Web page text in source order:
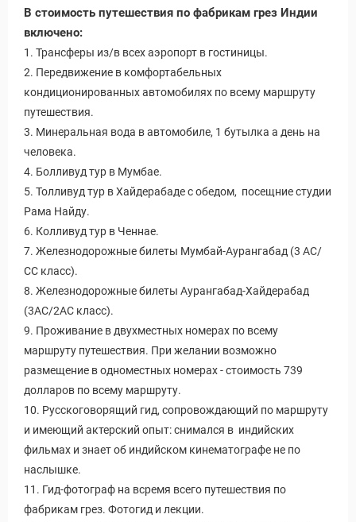
В стоимость путешествия по фабрикам грез Индии
включено:
1. Трансферы из/в всех аэропорт в гостиницы.
2. Передвижение в комфортабельных
кондиционированных автомобилях по всему маршруту
путешествия.
3. Минеральная вода в автомобиле, 1 бутылка а день на
человека.
4. Болливуд тур в Мумбае.
5. Толливуд тур в Хайдерабаде с обедом, посещние студии
Рама Найду.
6. Колливуд тур в Ченнае.
7. Железнодорожные билеты Мумбай-Аурангабад (3 АС/
СС класс).
8. Железнодорожные билеты Аурангабад-Хайдерабад
(3АС/2АС класс).
9. Проживание в двухместных номерах по всему
маршруту путешествия. При желании возможно
размещение в одноместных номерах - стоимость 739
долларов по всему маршруту.
10. Русскоговорящий гид, сопровождающий по маршруту
и имеющий актерский опыт: снимался в индийских
фильмах и знает об индийском кинематографе не по
наслышке.
11. Гид-фотограф на всремя всего путешествия по
фабрикам грез. Фотогид и лекции.